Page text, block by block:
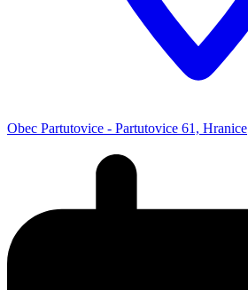
Obec Partutovice - Partutovice 61, Hranice